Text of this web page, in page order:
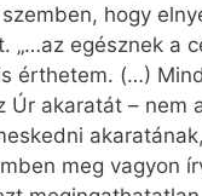
hogy
„…az egésznek a
érthetem. (…)
Úr akaratát – nem
meg vagyon